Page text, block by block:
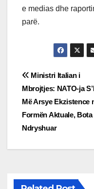
e medias dhe
parë.
Post
Ministri Italian i
Mbrojtjes: NATO-ja
Më Arsye Ekzistence
Formën Aktuale, Bota
Ndryshuar